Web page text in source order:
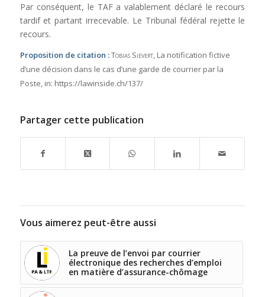
Par conséquent, le TAF a valablement déclaré le recours
tardif et partant irrecevable. Le Tribunal fédéral rejette le
recours.
Proposition de citation :Tobias Sievert, La notification fictive
d’une décision dans le cas d’une garde de courrier par la
Poste, in: https://lawinside.ch/137/
Partager cette publication
Vous aimerez peut-être aussi
La preuve de l’envoi par courrier
électronique des recherches d’emploi
en matière d’assurance-chômage